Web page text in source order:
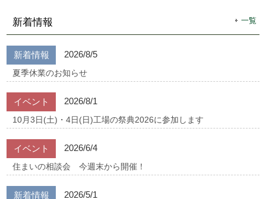
新着情報 一覧
新着情報 2026/8/5
夏季休業のお知らせ
イベント 2026/8/1
10月3日(土)・4日(日)工場の祭典2026に参加します
イベント 2026/6/4
住まいの相談会 今週末から開催！
新着情報 2026/5/1